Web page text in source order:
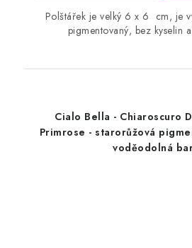
Polštářek je velký 6 x 6 cm, je
pigmentovaný, bez kyselin
Cialo Bella - Chiaroscuro
Primrose - starorůžová
voděodolná